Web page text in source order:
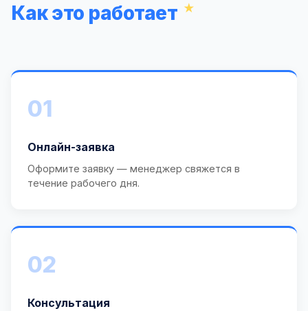
Как это работает
01
Онлайн-заявка
Оформите заявку — менеджер свяжется в
течение рабочего дня.
02
Консультация